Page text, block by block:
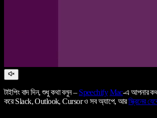
টাইপিং বাদ দিন, শুধু কথা বলুন – Speechify Mac-এ আপনার
করে Slack, Outlook, Cursor ও সব অ্যাপে, আরস্ক্রিনের